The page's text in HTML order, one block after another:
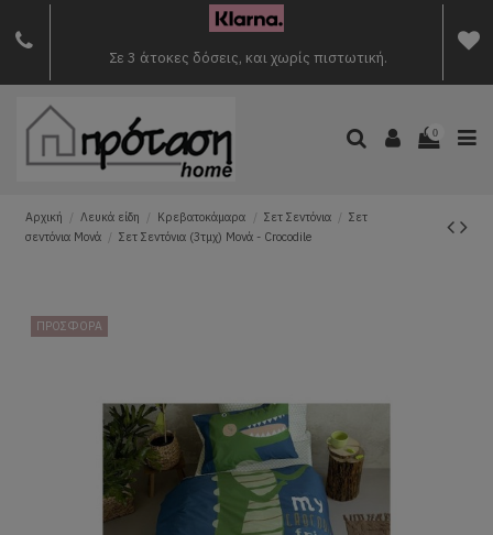
Σε 3 άτοκες δόσεις, και χωρίς πιστωτική.
0
Αρχική Λευκά είδη Κρεβατοκάμαρα Σετ Σεντόνια
Σετ
σεντόνια Μονά
Σετ Σεντόνια (3τμχ) Μονά - Crocodile
ΠΡΟΣΦΟΡΑ